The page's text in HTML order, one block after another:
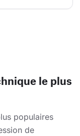
le plus
populaires
de